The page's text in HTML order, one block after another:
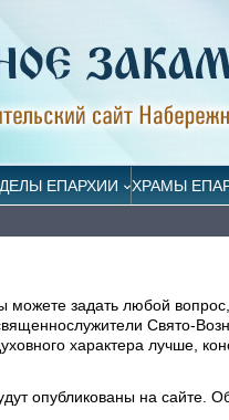
ЕПАРХИИ ХРАМЫ
задать любой
Свято-
характера лучше,
опубликованы на сайте.